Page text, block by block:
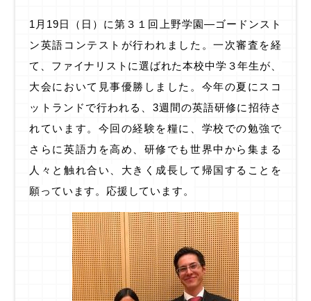
1月19日（日）に第３１回上野学園―ゴードンスト
ン英語コンテストが行われました。一次審査を経
て、ファイナリストに選ばれた本校中学３年生が、
大会において見事優勝しました。 今年の夏にスコ
ットランドで行われる、 3週間の英語研修に招待さ
れています。今回の経験を糧に、学校での勉強で
さらに英語力を高め、研修でも世界中から集まる
人々と触れ合い、大きく成長して帰国することを
願っています。応援しています。